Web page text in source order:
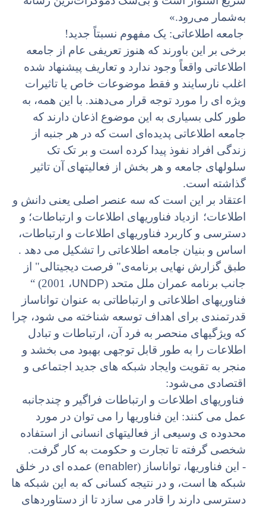
به‌شمار می‌رود.»
جامعه اطلاعاتی: یک مفهوم نسبتاً جدید!
برخی بر این باورند که هنوز تعریفی عام از جامعه
اطلاعاتی واقعاً وجود ندارد و تعاریف پیشنهاد شده
اغلب نارسایند و فقط موضوعات خاص یا تاثیرات
ویژه ای را مورد توجه قرار می‌دهند. با این همه، به
طور کلی بسیاری به این موضوع اذعان دارند که
جامعه اطلاعاتی پدیده‌ای است که در هر جنبه از
زندگی افراد نفوذ پیدا کرده است و بر تک تک
سلولهای جامعه و هر بخش از فعالیتهای آن تاثیر
گذاشته است.
اعتقاد بر این است که سه عنصر اصلی یعنی دانش و
اطلاعات؛ ازدیاد فناوریهای اطلاعات و ارتباطات؛ و
دسترسی و کاربرد فناوریهای اطلاعات و ارتباطات،
اساس و بنیان جامعه اطلاعاتی را تشکیل می دهد .
طبق گزارش نهایی برنامه‌ی" فرصت دیجیتالی" از
جانب برنامه عمران ملل متحد (UNDP
، 2001) “
فناوریهای اطلاعاتی و ارتباطاتی به عنوان تواناساز
قدرتمندی برای اهداف توسعه شناخته می شود، چرا
که ویژگیهای منحصر به فرد آن، ارتباطات و تبادل
اطلاعات را به طور قابل توجهی بهبود می بخشد و
منجر به تقویت وایجاد شبکه های جدید اجتماعی و
اقتصادی می‌شود:
فناوریهای اطلاعات و ارتباطات فراگیر و چندجانبه
عمل می کنند: این فناوریها را می توان در مورد
محدوده ی وسیعی از فعالیتهای انسانی از استفاده
شخصی گرفته تا تجارت و حکومت به کار گرفت.
- این فناوریها، تواناساز (enabler) عمده ای در خلق
شبکه ها است، و در نتیجه کسانی که به این شبکه ها
دسترسی دارند را قادر می سازد تا از دستاوردهای